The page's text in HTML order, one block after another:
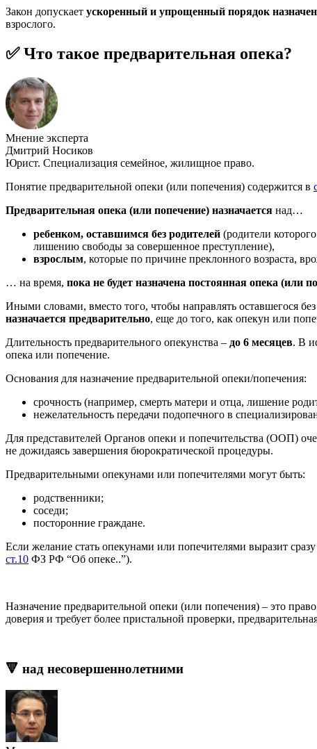
Закон допускает ускоренный и упрощенный порядок
взрослого.
✅ Что такое предварительная опека?
Мнение эксперта
Дмитрий Носиков
Юрист. Специализация семейное, жилищное право.
Понятие предварительной опеки (или попечения) содержится в
Предварительная опека (или попечение) назначается над…
ребенком, оставшимся без родителей (родители
лишению свободы за совершенное преступление),
взрослым, которые по причине преклонного возраста,
… на время, пока не будет назначена постоянная опека (или
Иными словами, вместо того, чтобы направлять оставшегося
назначается предварительно, еще до того, как опекун или
Длительность предварительного опекунства – до 6 месяцев. В
опека или попечение.
Основания для назначение предварительной опеки/попечения:
срочность (например, смерть матери и отца, лишение
нежелательность передачи подопечного в
Для представителей Органов опеки и попечительства (ООП)
не дожидаясь завершения бюрократической процедуры.
Предварительными опекунами или попечителями могут быть:
родственники;
соседи;
посторонние граждане.
Если желание стать опекунами или попечителями выразит
ст.10 ФЗ РФ “Об опеке..”).
Назначение предварительной опеки (или попечения) – это
доверия и требует более пристальной проверки,
🔻 над несовершеннолетними